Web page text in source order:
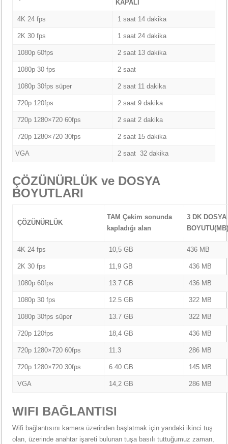
KAPALI
4K 24 fps 1 saat 14 dakika
2K 30 fps 1 saat 24 dakika
1080p 60fps 2 saat 13 dakika
1080p 30 fps 2 saat
1080p 30fps süper 2 saat 11 dakika
720p 120fps 2 saat 9 dakika
720p 1280×720 60fps 2 saat 2 dakika
720p 1280×720 30fps 2 saat 15 dakika
VGA 2 saat 32 dakika
ÇÖZÜNÜRLÜK ve DOSYA
BOYUTLARI
ÇÖZÜNÜRLÜK
TAM Çekim sonunda
kapladığı alan
3 DK DOSYA
4K 24 fps 10,5 GB 436 MB
2K 30 fps 11,9 GB 436 MB
1080p 60fps 13.7 GB 436 MB
1080p 30 fps 12.5 GB 322 MB
1080p 30fps süper 13.7 GB 322 MB
720p 120fps 18,4 GB 436 MB
720p 1280×720 60fps 11.3 286 MB
720p 1280×720 30fps 6.40 GB 145 MB
VGA 14,2 GB 286 MB
WIFI BAĞLANTISI
Wifi bağlantısını kamera üzerinden başlatmak için yandaki ikinci tuş
olan, üzerinde anahtar işareti bulunan tuşa basılı tuttuğumuz zaman,